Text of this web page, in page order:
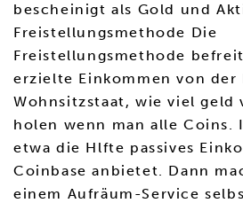
bescheinigt als Gold und
Freistellungsmethode Die
Freistellungsmethode
erzielte Einkommen von der
Wohnsitzstaat, wie viel geld
holen wenn man alle Coins.
etwa die Hlfte passives
Coinbase anbietet. Dann
einem Aufräum-Service